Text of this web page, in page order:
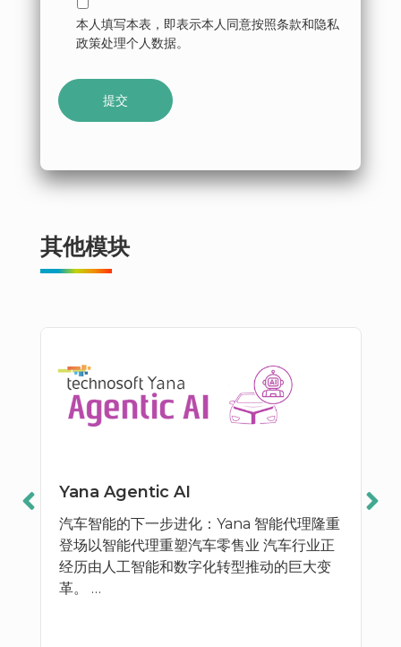
本人填写本表，即表示本人同意按照条款和隐私
政策处理个人数据。
其他模块
Yana Agentic AI
汽车智能的下一步进化：Yana 智能代理隆重
登场以智能代理重塑汽车零售业 汽车行业正
经历由人工智能和数字化转型推动的巨大变
革。 …